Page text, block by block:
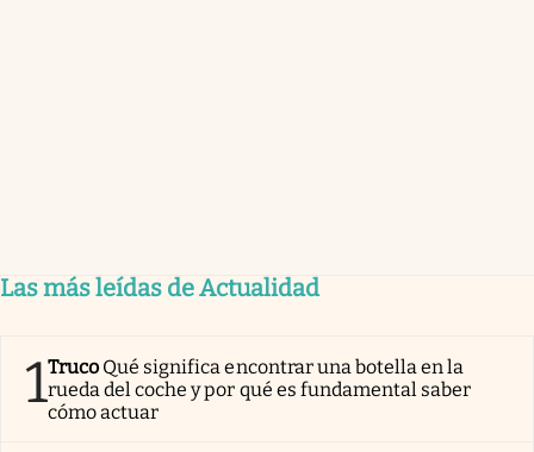
Las más leídas de Actualidad
1Truco Qué significa encontrar una botella en la
rueda del coche y por qué es fundamental saber
cómo actuar